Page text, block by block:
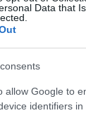
Data that
allow Google to
identifiers in